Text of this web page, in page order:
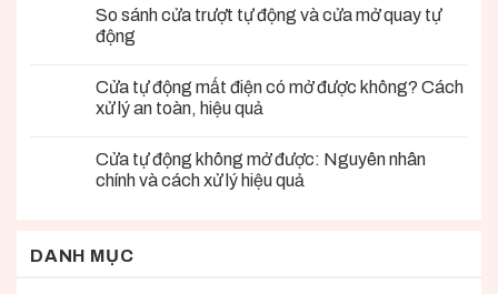
So sánh cửa trượt tự động và cửa mở quay tự
động
Cửa tự động mất điện có mở được không? Cách
xử lý an toàn, hiệu quả
Cửa tự động không mở được: Nguyên nhân
chính và cách xử lý hiệu quả
DANH MỤC